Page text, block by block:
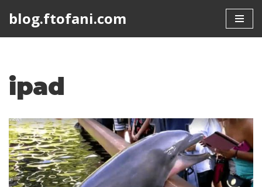
blog.ftofani.com
ipad